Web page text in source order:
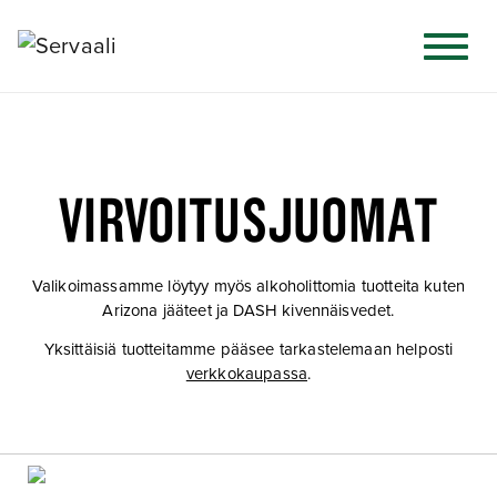
VIRVOITUSJUOMAT
Valikoimassamme löytyy myös alkoholittomia tuotteita kuten
Arizona jääteet ja DASH kivennäisvedet.
Yksittäisiä tuotteitamme pääsee tarkastelemaan helposti
verkkokaupassa.